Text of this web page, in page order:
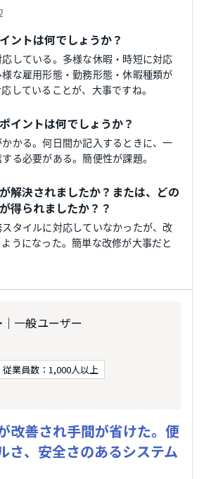
ントは何でしょうか？
している。多様な休暇・時短に対応
な雇用形態・勤務形態・休暇種類が
していることが、大事ですね。
イントは何でしょうか？
かる。何日間か記入するときに、一
る必要がある。簡便性が課題。
解決されましたか？または、どの
得られましたか？？
タイルに対応していなかったが、改
うになった。簡単な改修が大事だと
｜一般ユーザー
従業員数：1,000人以上
改善され手間が省けた。便
さ、安全さのあるシステム